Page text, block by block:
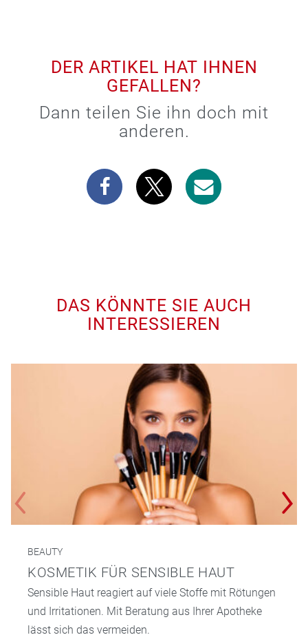
DER ARTIKEL HAT IHNEN
GEFALLEN?
Dann teilen Sie ihn doch mit
anderen.
DAS KÖNNTE SIE AUCH
INTERESSIEREN
BEAUTY
KOSMETIK FÜR SENSIBLE HAUT
Sensible Haut reagiert auf viele Stoffe mit Rötungen
und Irritationen. Mit Beratung aus Ihrer Apotheke
lässt sich das vermeiden.